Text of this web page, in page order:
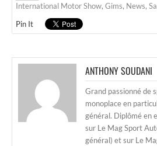
International Motor Show, Gims, News,
Pin It
ANTHONY SOUDANI
Grand passionné de
monoplace en
général. Diplômé en
sur Le Mag Sport
général) et sur Le